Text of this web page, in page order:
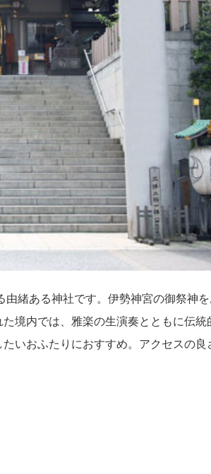
緒ある神社です。伊勢神宮の御祭神
境内では、雅楽の生演奏とともに伝統
いおふたりにおすすめ。アクセスの良